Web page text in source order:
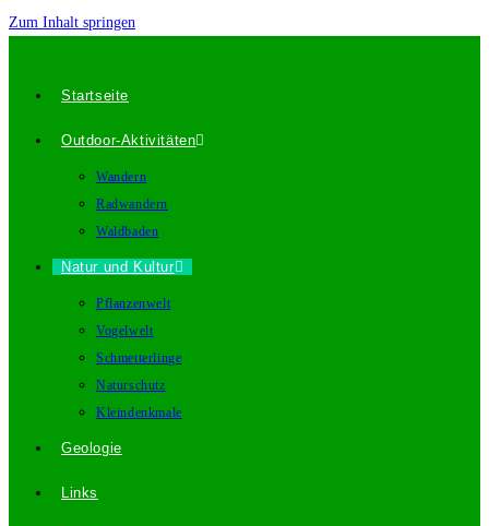
Zum Inhalt springen
Startseite
Outdoor-Aktivitäten
Wandern
Radwandern
Waldbaden
Natur und Kultur
Pflanzenwelt
Vogelwelt
Schmetterlinge
Naturschutz
Kleindenkmale
Geologie
Links